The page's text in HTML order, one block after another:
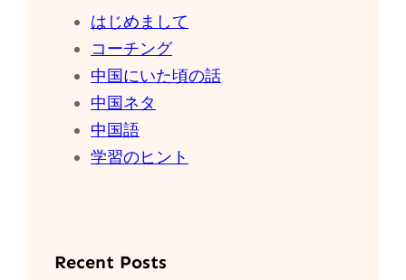
はじめまして
コーチング
中国にいた頃の話
中国ネタ
中国語
学習のヒント
Recent Posts